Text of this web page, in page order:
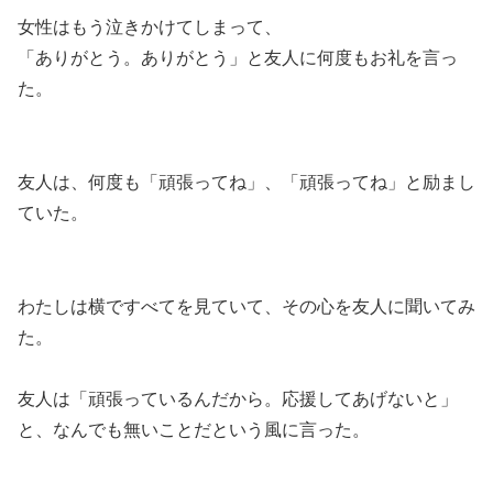
女性はもう泣きかけてしまって、
「ありがとう。ありがとう」と友人に何度もお礼を言っ
た。
友人は、何度も「頑張ってね」、「頑張ってね」と励まし
ていた。
わたしは横ですべてを見ていて、その心を友人に聞いてみ
た。
友人は「頑張っているんだから。応援してあげないと」
と、なんでも無いことだという風に言った。